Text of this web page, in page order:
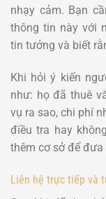
nhạy cảm. Bạn
thông tin này với
tin tưởng và biết
Khi hỏi ý kiến
như: họ đã thuê
vụ ra sao, chi phí
điều tra hay
thêm cơ sở để đưa
Liên hệ trực tiếp và